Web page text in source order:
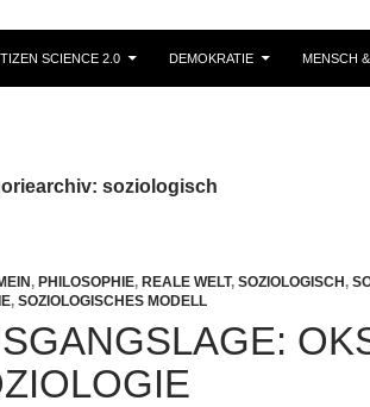
SCIENCE 2.0 DEMOKRATIE MENSCH
soziologisch
, PHILOSOPHIE, REALE WELT, SOZIOLOGISCH,
, SOZIOLOGISCHES MODELL